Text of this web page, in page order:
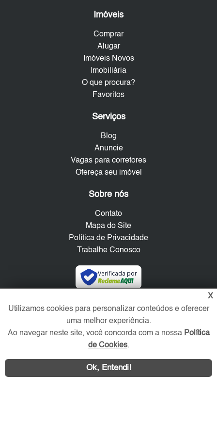
Imóveis
Comprar
Alugar
Imóveis Novos
Imobiliária
O que procura?
Favoritos
Serviços
Blog
Anuncie
Vagas para corretores
Ofereça seu imóvel
Sobre nós
Contato
Mapa do Site
Política de Privacidade
Trabalhe Conosco
Verificada por
Redes Sociais
X
Utilizamos cookies para personalizar conteúdos e oferecer
uma melhor experiência.
Ao navegar neste site, você concorda com a nossa Política
de Cookies.
Ok, Entendi!